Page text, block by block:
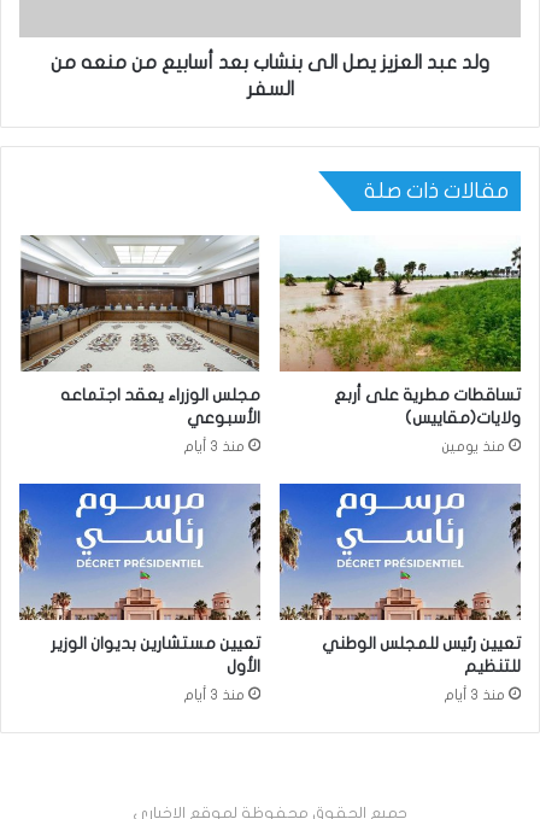
ولد عبد العزيز يصل الى بنشاب بعد أسابيع من منعه من
السفر
مقالات ذات صلة
تساقطات مطرية على أربع
ولايات(مقاييس)
منذ يومين
مجلس الوزراء يعقد اجتماعه
الأسبوعي
منذ 3 أيام
تعيين رئيس للمجلس الوطني
للتنظيم
منذ 3 أيام
تعيين مستشارين بديوان الوزير
الأول
منذ 3 أيام
جميع الحقوق محفوظة لموقع الإخباري